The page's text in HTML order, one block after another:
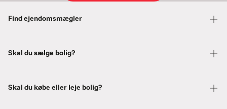
Find ejendomsmægler
Skal du sælge bolig?
Skal du købe eller leje bolig?